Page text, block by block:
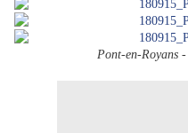
Pont-en-Royans